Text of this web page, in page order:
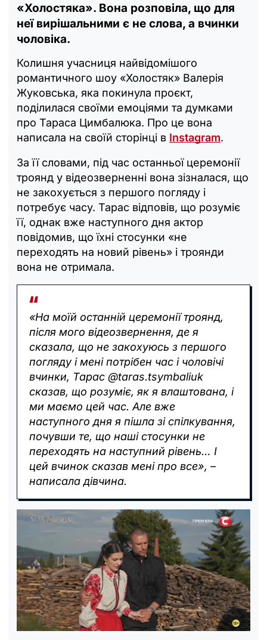
«Холостяка». Вона розповіла, що для
неї вирішальними є не слова, а вчинки
чоловіка.
Колишня учасниця найвідомішого
романтичного шоу «Холостяк» Валерія
Жуковська, яка покинула проєкт,
поділилася своїми емоціями та думками
про Тараса Цимбалюка. Про це вона
написала на своїй сторінці в Instagram.
За її словами, під час останньої церемонії
троянд у відеозверненні вона зізналася, що
не закохується з першого погляду і
потребує часу. Тарас відповів, що розуміє
її, однак вже наступного дня актор
повідомив, що їхні стосунки «не
переходять на новий рівень» і троянди
вона не отримала.
«На моїй останній церемонії троянд,
після мого відеозвернення, де я
сказала, що не закохуюсь з першого
погляду і мені потрібен час і чоловічі
вчинки, Тарас @taras.tsymbaliuk
сказав, що розуміє, як я влаштована, і
ми маємо цей час. Але вже
наступного дня я пішла зі спілкування,
почувши те, що наші стосунки не
переходять на наступний рівень… І
цей вчинок сказав мені про все», –
написала дівчина.